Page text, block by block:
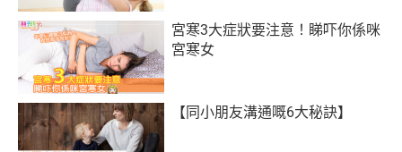
宮寒3大症狀要注意！睇吓你係咪
宮寒女
【同小朋友溝通嘅6大秘訣】